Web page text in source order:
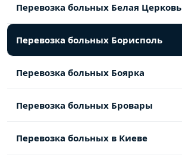
Перевозка больных Белая Церковь
Перевозка больных Борисполь
Перевозка больных Боярка
Перевозка больных Бровары
Перевозка больных в Киеве